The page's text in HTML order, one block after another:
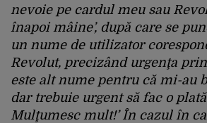
nevoie pe cardul meu sau
înapoi mâine’, după care se
un nume de utilizator
Revolut, precizând urgenţa
este alt nume pentru că mi-au
dar trebuie urgent să fac o
Mulţumesc mult!’ În cazul în